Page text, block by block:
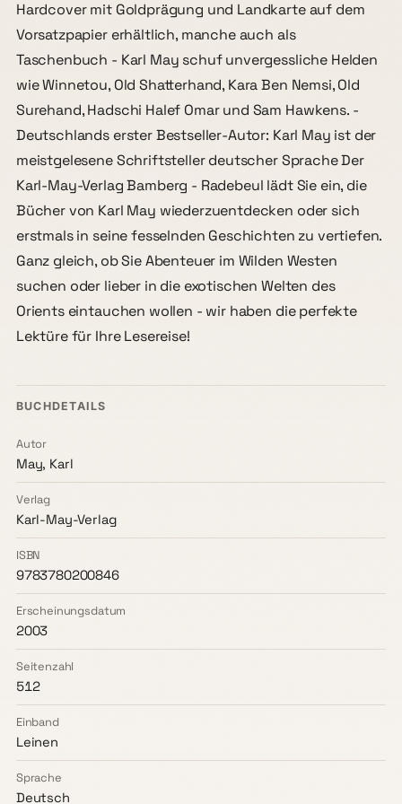
Hardcover mit Goldprägung und Landkarte auf dem
Vorsatzpapier erhältlich, manche auch als
Taschenbuch - Karl May schuf unvergessliche Helden
wie Winnetou, Old Shatterhand, Kara Ben Nemsi, Old
Surehand, Hadschi Halef Omar und Sam Hawkens. -
Deutschlands erster Bestseller-Autor: Karl May ist der
meistgelesene Schriftsteller deutscher Sprache Der
Karl-May-Verlag Bamberg - Radebeul lädt Sie ein, die
Bücher von Karl May wiederzuentdecken oder sich
erstmals in seine fesselnden Geschichten zu vertiefen.
Ganz gleich, ob Sie Abenteuer im Wilden Westen
suchen oder lieber in die exotischen Welten des
Orients eintauchen wollen - wir haben die perfekte
Lektüre für Ihre Lesereise!
BUCHDETAILS
Autor
May, Karl
Verlag
Karl-May-Verlag
ISBN
9783780200846
Erscheinungsdatum
2003
Seitenzahl
512
Einband
Leinen
Sprache
Deutsch